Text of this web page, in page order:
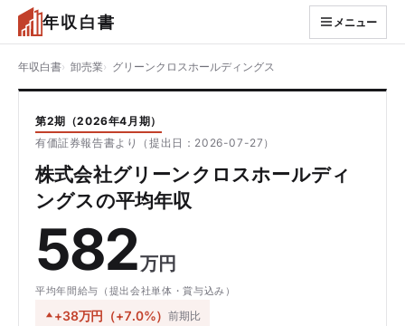
年収白書 メニュー
年収白書 卸売業 グリーンクロスホールディングス
第2期（2026年4月期）
有価証券報告書より（提出日：2026-07-27）
株式会社グリーンクロスホールディ
ングスの平均年収
582万円
平均年間給与（提出会社単体・賞与込み）
+38万円（+7.0%）前期比